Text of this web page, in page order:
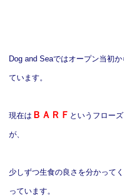
Dog and Seaではオープン当初か
ています。
現在は ＢＡＲＦ というフロー
が、
少しずつ生食の良さを分かって
っています。